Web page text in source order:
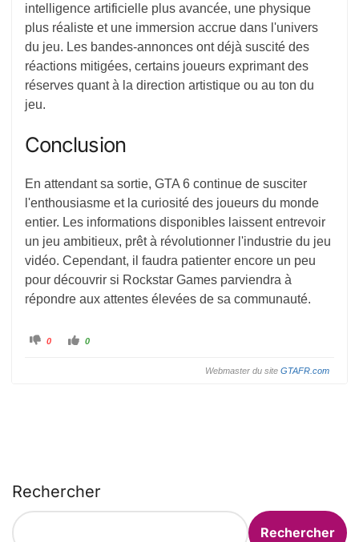
intelligence artificielle plus avancée, une physique
plus réaliste et une immersion accrue dans l'univers
du jeu. Les bandes-annonces ont déjà suscité des
réactions mitigées, certains joueurs exprimant des
réserves quant à la direction artistique ou au ton du
jeu.
Conclusion
En attendant sa sortie, GTA 6 continue de susciter
l'enthousiasme et la curiosité des joueurs du monde
entier. Les informations disponibles laissent entrevoir
un jeu ambitieux, prêt à révolutionner l'industrie du jeu
vidéo. Cependant, il faudra patienter encore un peu
pour découvrir si Rockstar Games parviendra à
répondre aux attentes élevées de sa communauté.
C
e
d
s
0
C
e
l
v
0
Webmaster du site GTAFR.com
Rechercher
Rechercher